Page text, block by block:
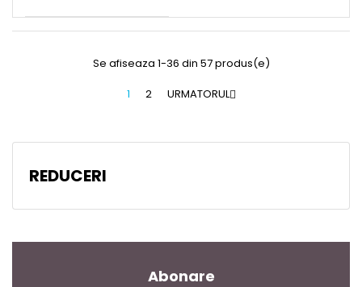
Se afiseaza 1-36 din 57 produs(e)
1
2 URMATORUL
REDUCERI
Abonare